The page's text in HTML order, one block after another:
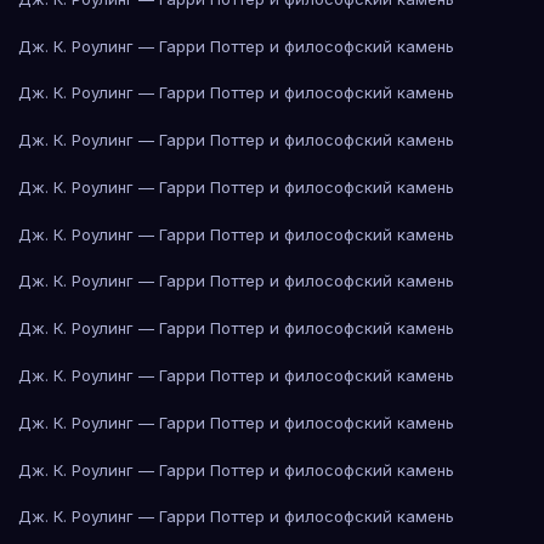
Дж. К. Роулинг — Гарри Поттер и философский камень
Дж. К. Роулинг — Гарри Поттер и философский камень
Дж. К. Роулинг — Гарри Поттер и философский камень
Дж. К. Роулинг — Гарри Поттер и философский камень
Дж. К. Роулинг — Гарри Поттер и философский камень
Дж. К. Роулинг — Гарри Поттер и философский камень
Дж. К. Роулинг — Гарри Поттер и философский камень
Дж. К. Роулинг — Гарри Поттер и философский камень
Дж. К. Роулинг — Гарри Поттер и философский камень
Дж. К. Роулинг — Гарри Поттер и философский камень
Дж. К. Роулинг — Гарри Поттер и философский камень